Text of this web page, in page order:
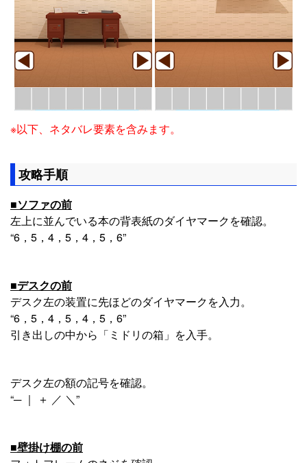
※以下、ネタバレ要素を含みます。
攻略手順
■ソファの前
左上に並んでいる本の背表紙のダイヤマークを確認。
“6，5，4，5，4，5，6”
■デスクの前
デスク左の装置に先ほどのダイヤマークを入力。
“6，5，4，5，4，5，6”
引き出しの中から「ミドリの箱」を入手。
デスク左の額の記号を確認。
“─ ｜ ＋ ／ ＼”
■壁掛け棚の前